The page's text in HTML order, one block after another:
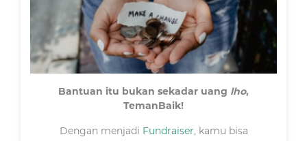
Bantuan itu bukan sekadar uang lho,
TemanBaik!
Dengan menjadi Fundraiser, kamu bisa